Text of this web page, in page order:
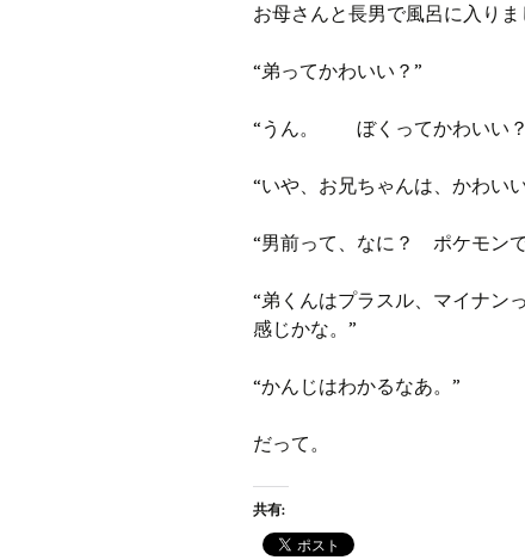
お母さんと長男で風呂に入りま
“弟ってかわいい？”
“うん。 ぼくってかわいい
“いや、お兄ちゃんは、かわい
“男前って、なに？ ポケモン
“弟くんはプラスル、マイナン
感じかな。”
“かんじはわかるなあ。”
だって。
共有: